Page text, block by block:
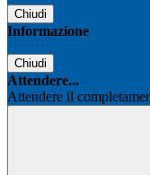
Chiudi
Informazione
Chiudi
Attendere...
Attendere il